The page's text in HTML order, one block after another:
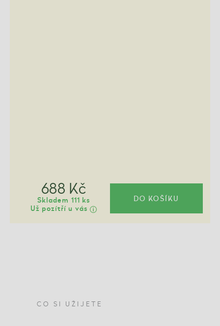
688 Kč
Skladem 111 ks
Už pozítří u vás
DO KOŠÍKU
CO SI UŽIJETE